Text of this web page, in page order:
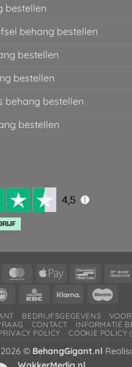
bestellen
behang bestellen
bestellen
bestellen
behang bestellen
bestellen
MasterCard
Apple
IDeal
KBC Klarna
BEDRIJFSGEGEVENS
CONTACT
INFORMATIE
POLICY COOKIE POLICY
© BehangGigant.nl